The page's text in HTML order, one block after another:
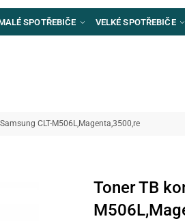
SPOTŘEBIČE VELKÉ SPOTŘEBIČE
CLT-M506L,Magenta,3500,re
Toner TB